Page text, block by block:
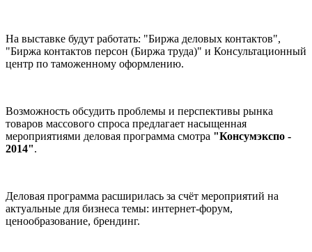
На выставке будут работать: "Биржа деловых контактов",
"Биржа контактов персон (Биржа труда)" и Консультационный
центр по таможенному оформлению.
Возможность обсудить проблемы и перспективы рынка
товаров массового спроса предлагает насыщенная
мероприятиями деловая программа смотра "Консумэкспо -
2014".
Деловая программа расширилась за счёт мероприятий на
актуальные для бизнеса темы: интернет-форум,
ценообразование, брендинг.